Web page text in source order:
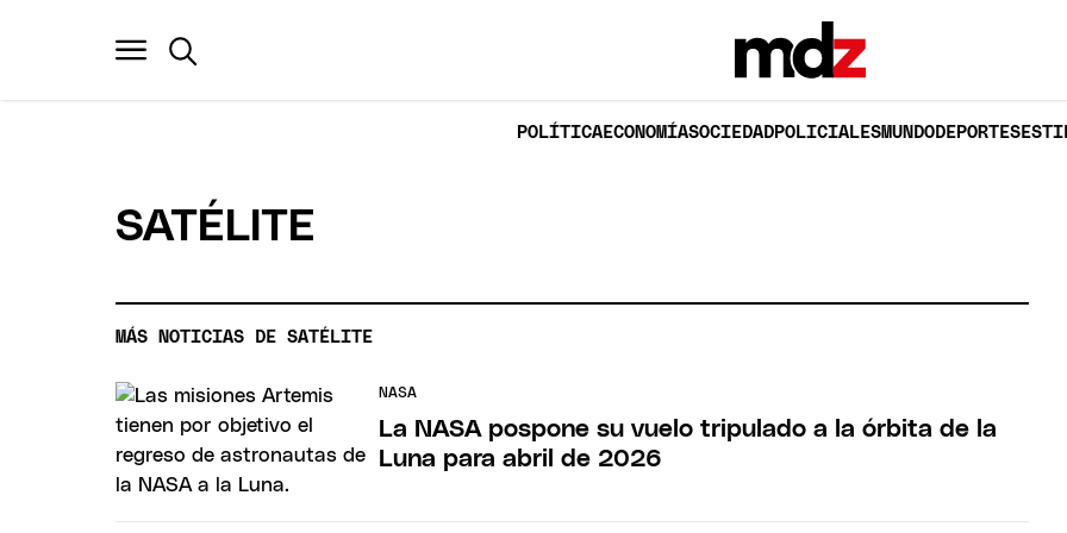
POLÍTICAECONOMÍASOCIEDADPOLICIALESMUNDODEPORTES
SATÉLITE
MÁS NOTICIAS DE SATÉLITE
NASA
La NASA pospone su vuelo tripulado a la órbita de la
Luna para abril de 2026